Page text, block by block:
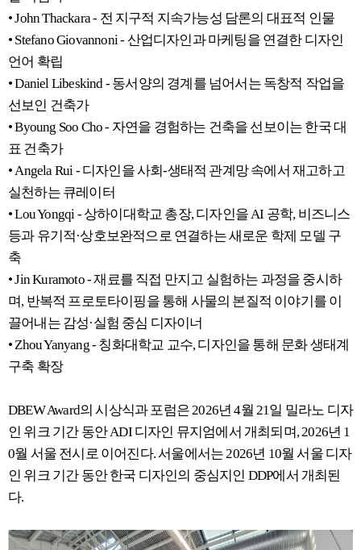
• John Thackara - 전 지구적 지속가능성 담론의 대표적 인물
• Stefano Giovannoni - 산업디자인과 마케팅을 연결한 디자인
언어 확립
• Daniel Libeskind - 동서양의 경계를 넘어서는 독창적 작업을
선보인 건축가
• Byoung Soo Cho - 자연을 경험하는 건축을 선보이는 한국 대
표 건축가
• Angela Rui - 디자인을 사회-생태적 관계망 속에서 재고하고
실천하는 큐레이터
• Lou Yongqi - 상하이대학교 총장, 디자인을 AI 공학, 비즈니스
등과 유기적·상호보완적으로 연결하는 새로운 학제 모델 구
축
• Jin Kuramoto - 재료를 직접 만지고 실험하는 과정을 중시하
며, 반복적 프로토타이핑을 통해 사물의 본질적 이야기를 이
끌어내는 감성·실험 중심 디자이너
• Zhou Yanyang - 칭화대학교 교수, 디자인을 통해 문화 생태계
구축 확장
DBEW Award의 시상식과 포럼은 2026년 4월 21일 밀라노 디자
인 위크 기간 동안 ADI 디자인 뮤지엄에서 개최되며, 2026년 1
0월 서울 전시로 이어진다. 서울에서는 2026년 10월 서울 디자
인 위크 기간 동안 한국 디자인의 중심지인 DDP에서 개최된
다.